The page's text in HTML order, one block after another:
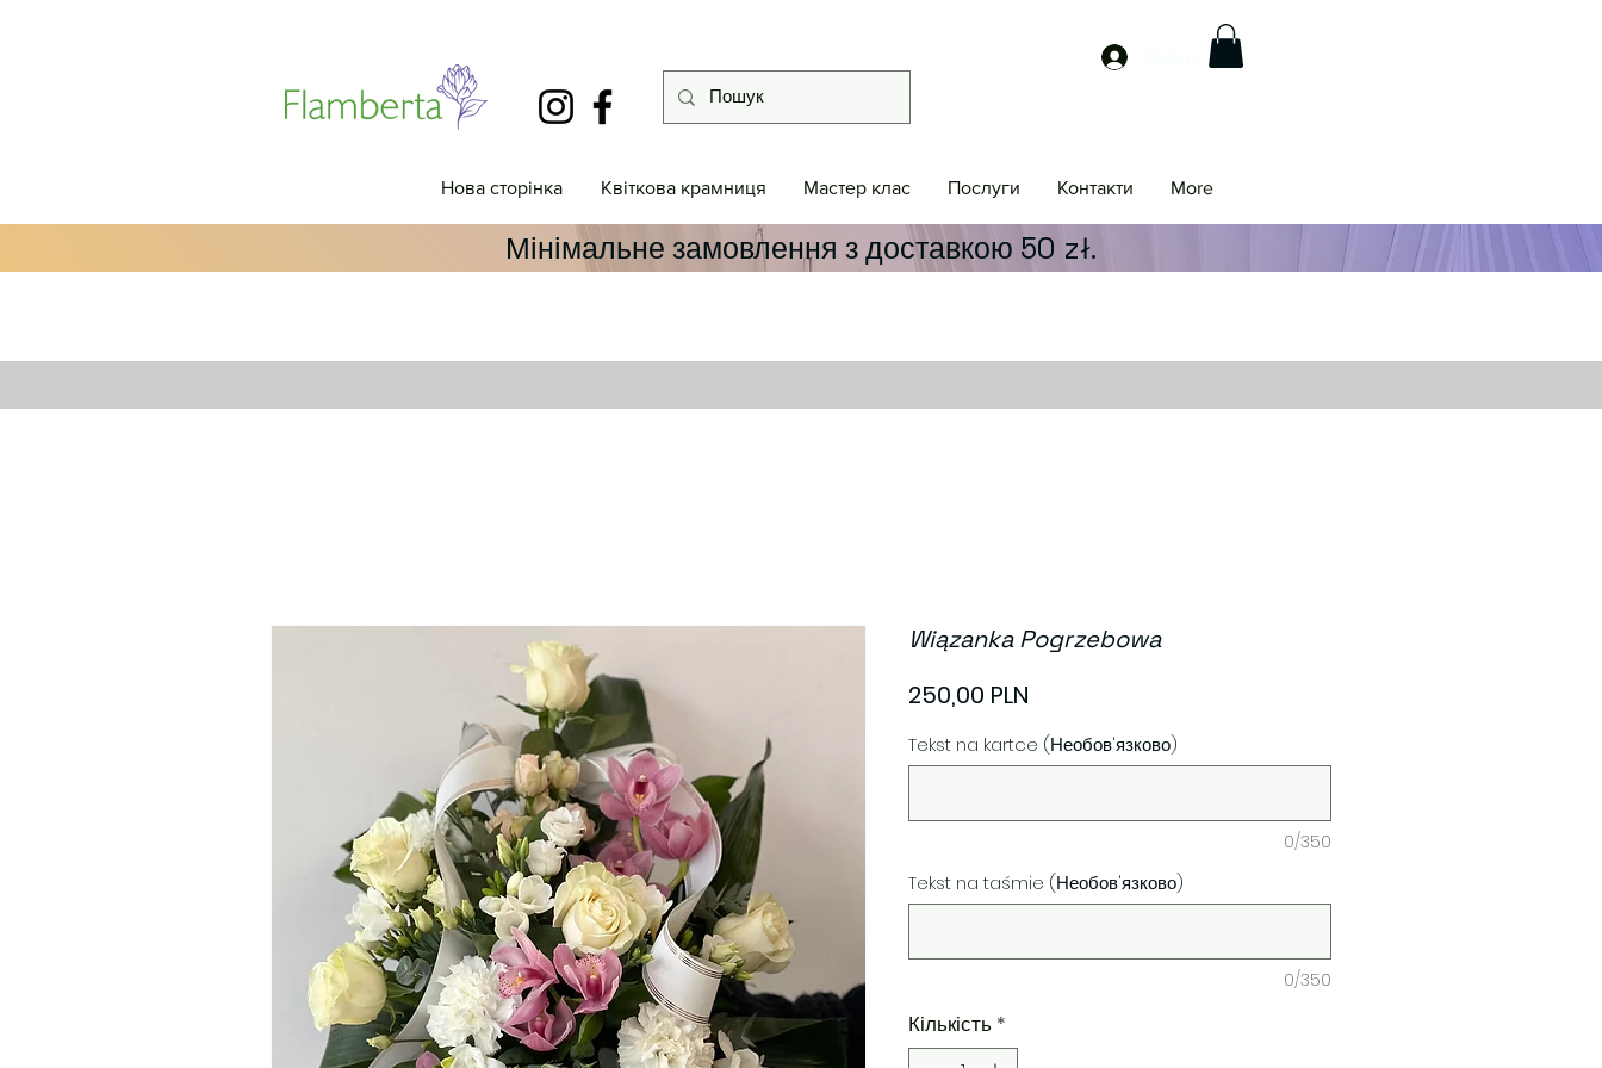
Нова сторінка Квіткова крамниця Мастер клас Послуги Контакти More
Мінімальне замовлення з доставкою 50 zł.
Wiązanka Pogrzebowa
250,00 PLN
Tekst na kartce (Необов'язково)
0/350
Tekst na taśmie (Необов'язково)
0/350
Кількість *